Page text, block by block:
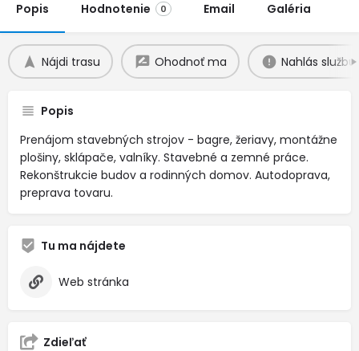
Popis Hodnotenie 0 Email Galéria
Nájdi trasu Ohodnoť ma Nahlás službu
Popis
Prenájom stavebných strojov - bagre, žeriavy, montážne
plošiny, sklápače, valníky. Stavebné a zemné práce.
Rekonštrukcie budov a rodinných domov. Autodoprava,
preprava tovaru.
Tu ma nájdete
Web stránka
Zdieľať